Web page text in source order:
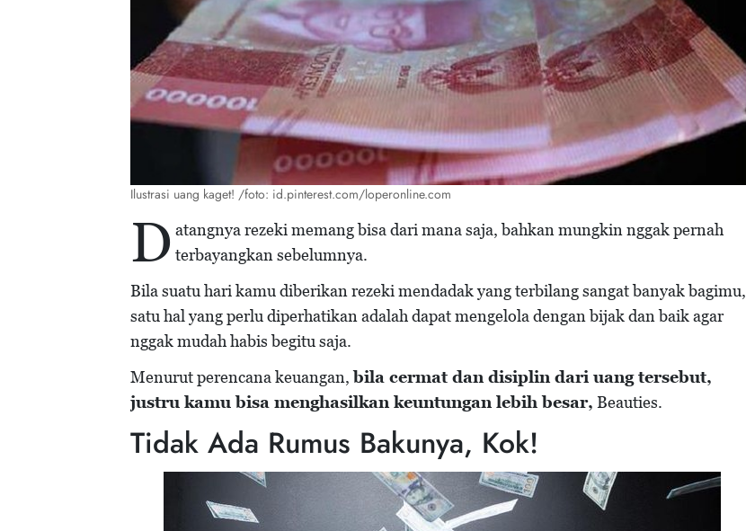
Ilustrasi uang kaget! /foto: id.pinterest.com/loperonline.com
D atangnya rezeki memang bisa dari mana saja, bahkan mungkin nggak pernah
terbayangkan sebelumnya.
Bila suatu hari kamu diberikan rezeki mendadak yang terbilang sangat banyak bagimu,
satu hal yang perlu diperhatikan adalah dapat mengelola dengan bijak dan baik agar
nggak mudah habis begitu saja.
Menurut perencana keuangan,bila cermat dan disiplin dari uang tersebut,
justru kamu bisa menghasilkan keuntungan lebih besar, Beauties.
Tidak Ada Rumus Bakunya, Kok!